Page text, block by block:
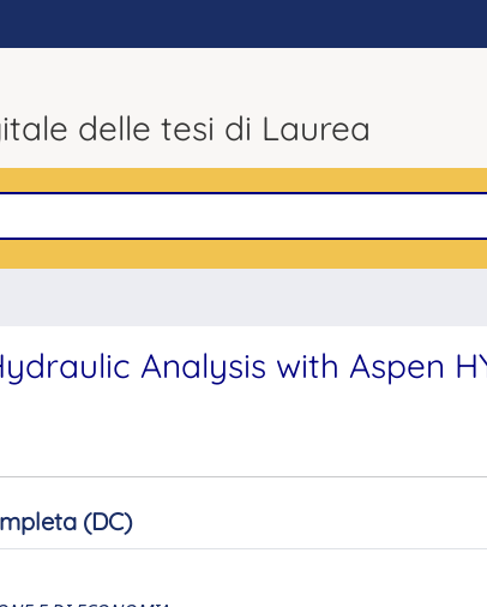
delle tesi di Laurea
Analysis with Aspen
(DC)